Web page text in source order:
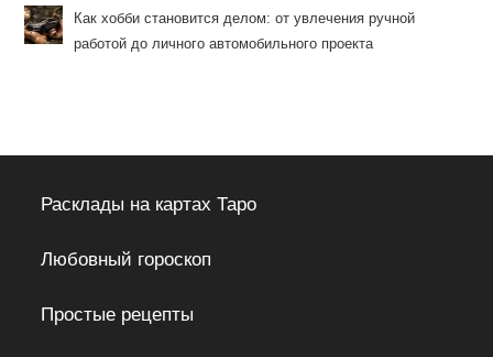
Как хобби становится делом: от увлечения ручной
работой до личного автомобильного проекта
Расклады на картах Таро
Любовный гороскоп
Простые рецепты